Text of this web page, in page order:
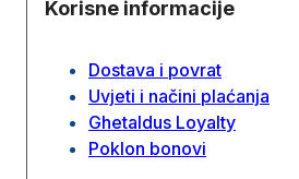
Korisne informacije
Dostava i povrat
Uvjeti i načini plaćanja
Ghetaldus Loyalty
Poklon bonovi